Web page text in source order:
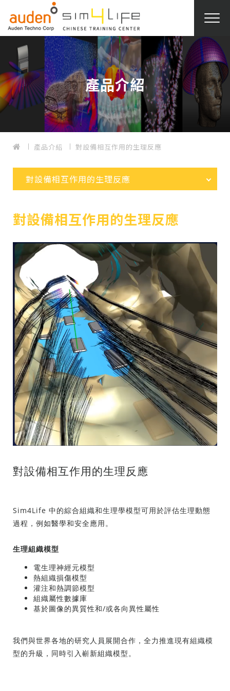
產品介紹
產品介紹 對設備相互作用的生理反應
對設備相互作用的生理反應
對設備相互作用的生理反應
對設備相互作用的生理反應
Sim4Life 中的綜合組織和生理學模型可用於評估生理動態
過程，例如醫學和安全應用。
生理組織模型
電生理神經元模型
熱組織損傷模型
灌注和熱調節模型
組織屬性數據庫
基於圖像的異質性和/或各向異性屬性
我們與世界各地的研究人員展開合作，全力推進現有組織模
型的升級，同時引入嶄新組織模型。